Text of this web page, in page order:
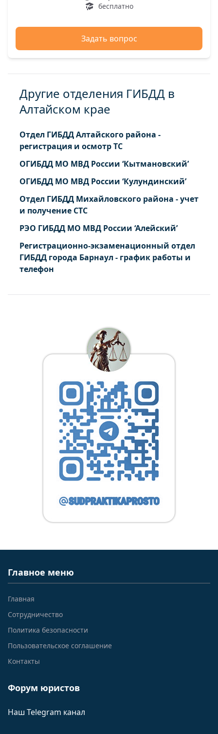
бесплатно
Задать вопрос
Другие отделения ГИБДД в
Алтайском крае
Отдел ГИБДД Алтайского района -
регистрация и осмотр ТС
ОГИБДД МО МВД России ‘Кытмановский’
ОГИБДД МО МВД России ‘Кулундинский’
Отдел ГИБДД Михайловского района - учет
и получение СТС
РЭО ГИБДД МО МВД России ‘Алейский’
Регистрационно-экзаменационный отдел
ГИБДД города Барнаул - график работы и
телефон
Главное меню
Главная
Сотрудничество
Политика безопасности
Пользовательское соглашение
Контакты
Форум юристов
Наш Telegram канал